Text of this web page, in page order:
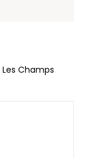
Les Champs